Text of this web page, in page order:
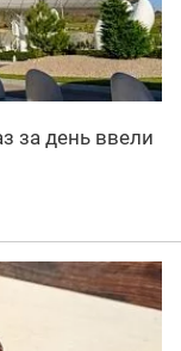
за день ввели